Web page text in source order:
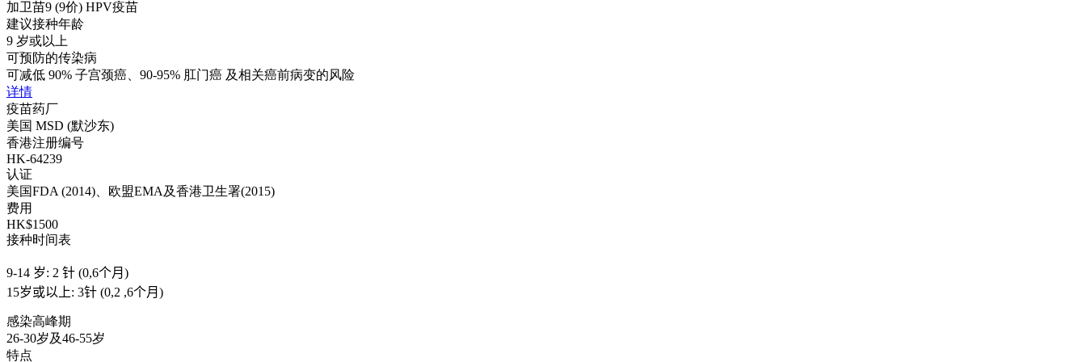
加卫苗9 (9价) HPV疫苗
建议接种年龄
9 岁或以上
可预防的传染病
可减低 90% 子宫颈癌、90-95% 肛门癌 及相关癌前病变的风险
详情
疫苗药厂
美国 MSD (默沙东)
香港注册编号
HK-64239
认证
美国FDA (2014)、欧盟EMA及香港卫生署(2015)
费用
HK$1500
接种时间表
9-14 岁: 2 针 (0,6个月)
15岁或以上: 3针 (0,2 ,6个月)
感染高峰期
26-30岁及46-55岁
特点